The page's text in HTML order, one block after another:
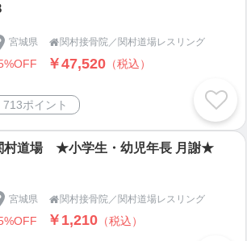
宮城県 関村接骨院／関村道場レスリング
￥47,520 （税込）
713ポイント
村道場 ★小学生・幼児年長 月謝★
宮城県 関村接骨院／関村道場レスリング
￥1,210 （税込）